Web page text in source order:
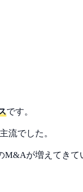
です。
流でした。
M&Aが増えてきて